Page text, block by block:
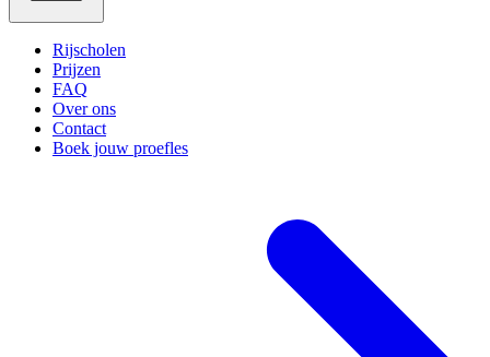
Rijscholen
Prijzen
FAQ
Over ons
Contact
Boek jouw proefles